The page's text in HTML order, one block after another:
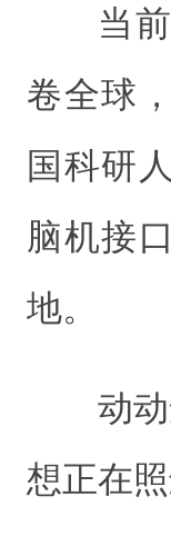
当
卷全球
国科研
脑机接
地。
动
想正在照